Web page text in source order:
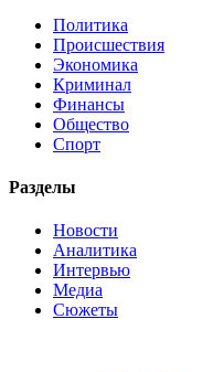
Политика
Происшествия
Экономика
Криминал
Финансы
Общество
Спорт
Разделы
Новости
Аналитика
Интервью
Медиа
Сюжеты